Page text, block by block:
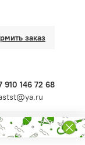
заказ
910 146 72 68